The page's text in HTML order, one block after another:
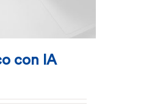
con IA